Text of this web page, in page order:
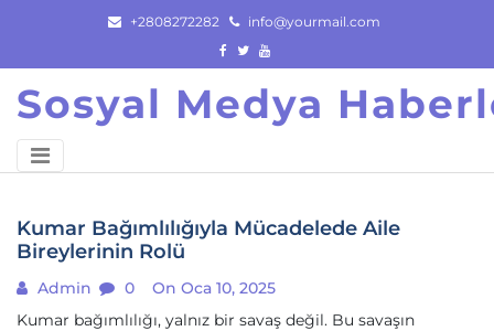
content
+2808272282 info@yourmail.com
Sosyal Medya
Kumar Bağımlılığıyla Mücadelede Aile
Bireylerinin Rolü
Admin 0
On Oca 10, 2025
Kumar bağımlılığı, yalnız bir savaş değil. Bu savaşın